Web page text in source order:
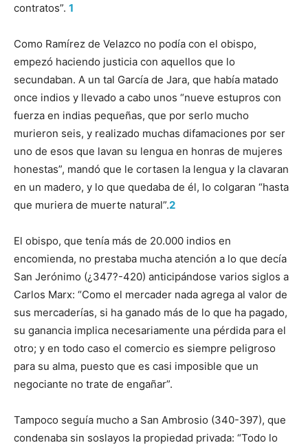
contratos”. 1
Como Ramírez de Velazco no podía con el obispo,
empezó haciendo justicia con aquellos que lo
secundaban. A un tal García de Jara, que había matado
once indios y llevado a cabo unos “nueve estupros con
fuerza en indias pequeñas, que por serlo mucho
murieron seis, y realizado muchas difamaciones por ser
uno de esos que lavan su lengua en honras de mujeres
honestas”, mandó que le cortasen la lengua y la clavaran
en un madero, y lo que quedaba de él, lo colgaran “hasta
que muriera de muerte natural”.2
El obispo, que tenía más de 20.000 indios en
encomienda, no prestaba mucha atención a lo que decía
San Jerónimo (¿347?-420) anticipándose varios siglos a
Carlos Marx: “Como el mercader nada agrega al valor de
sus mercaderías, si ha ganado más de lo que ha pagado,
su ganancia implica necesariamente una pérdida para el
otro; y en todo caso el comercio es siempre peligroso
para su alma, puesto que es casi imposible que un
negociante no trate de engañar”.
Tampoco seguía mucho a San Ambrosio (340-397), que
condenaba sin soslayos la propiedad privada: “Todo lo